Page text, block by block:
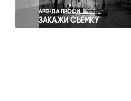
Экономика и бизнес